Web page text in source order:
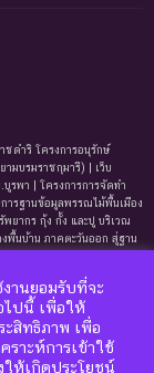
ดำริ โครงการอนุรักษ์
มบรมราชกุมารี) | เว็บ
รพา | โครงการการจัดทํา
ารฐานข้อมูลพรรณไม้พื้นเมือง
ยากร กุ้ง กั้ง และปู บริเวณ
พื้นบ้าน ภาคตะวันออก สู่ฐาน
นเขตภาคตะวันออกของ
านข้อมูลทรัพยากรหญ้าทะเล
ละสาหร่ายทะเลบริเวณ
ในเขตภาคตะวันออก
ยและหาดหินบริเวณชายหาด
หลักสูตรการเรียนรู้ด้าน
านยอมรับที่จะ
ไปนี้ เพื่อให้
ะสิทธิภาพ เพื่อ
ราะห์การเข้าใช้
ห้เกิดประโยชน์